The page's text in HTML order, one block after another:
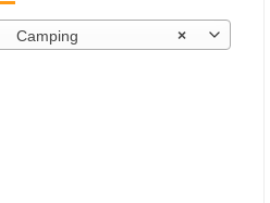
×
Camping